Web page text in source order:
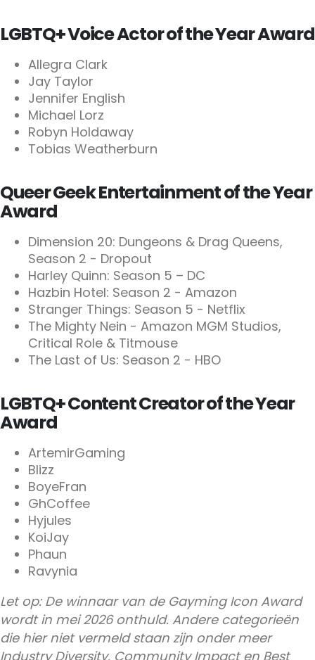
LGBTQ+ Voice Actor of the Year Award
Allegra Clark
Jay Taylor
Jennifer English
Michael Lorz
Robyn Holdaway
Tobias Weatherburn
Queer Geek Entertainment of the Year
Award
Dimension 20: Dungeons & Drag Queens,
Season 2 - Dropout
Harley Quinn: Season 5 – DC
Hazbin Hotel: Season 2 - Amazon
Stranger Things: Season 5 - Netflix
The Mighty Nein - Amazon MGM Studios,
Critical Role & Titmouse
The Last of Us: Season 2 - HBO
LGBTQ+ Content Creator of the Year
Award
ArtemirGaming
Blizz
BoyeFran
GhCoffee
Hyjules
KoiJay
Phaun
Ravynia
Let op: De winnaar van de Gayming Icon Award
wordt in mei 2026 onthuld. Andere categorieën
die hier niet vermeld staan zijn onder meer
Industry Diversity, Community Impact en Best